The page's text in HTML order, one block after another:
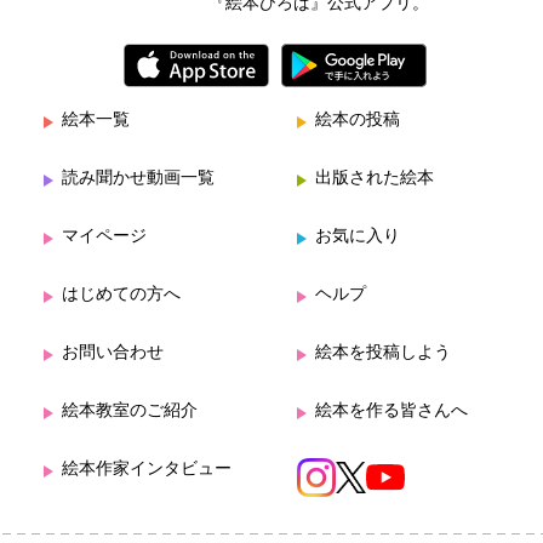
『絵本ひろば』公式アプリ。
絵本一覧 絵本の投稿
読み聞かせ動画一覧 出版された絵本
マイページ お気に入り
はじめての方へ ヘルプ
お問い合わせ 絵本を投稿しよう
絵本教室のご紹介 絵本を作る皆さんへ
絵本作家インタビュー